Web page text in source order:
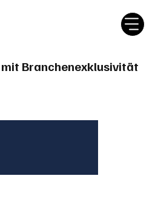
Branchenexklusivität